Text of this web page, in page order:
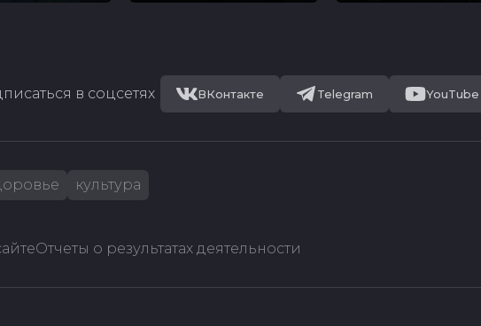
в соцсетях ВКонтакте Telegram YouTube
культура
Отчеты о результатах деятельности